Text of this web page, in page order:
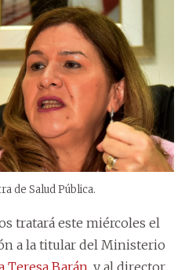
de Salud Pública.
tratará este miércoles el
a la titular del Ministerio
Teresa Barán, y al director